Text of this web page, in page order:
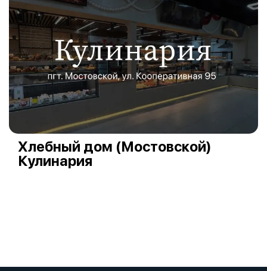
Хлебный дом (Мостовской)
Кулинария